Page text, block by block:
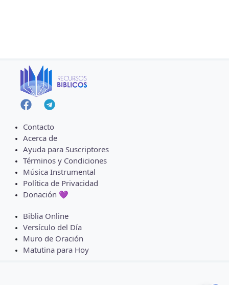
Contacto
Acerca de
Ayuda para Suscriptores
Términos y Condiciones
Música Instrumental
Política de Privacidad
Donación 💜
Biblia Online
Versículo del Día
Muro de Oración
Matutina para Hoy